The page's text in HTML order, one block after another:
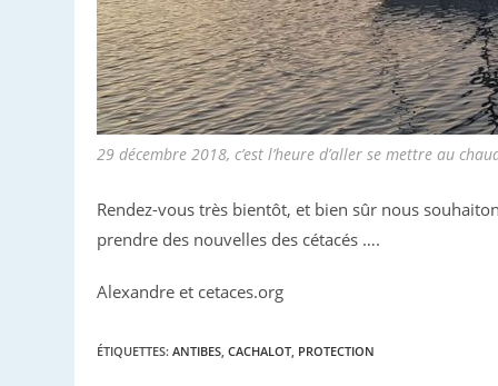
29 décembre 2018, c’est l’heure d’aller se mettre au
Rendez-vous très bientôt, et bien sûr nous
prendre des nouvelles des cétacés ….
Alexandre et cetaces.org
ÉTIQUETTES:ANTIBES, CACHALOT, PROTECTION